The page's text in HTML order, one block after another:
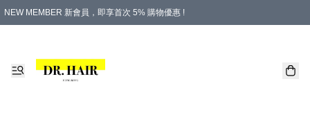
NEW MEMBER 新會員，即享首次 5% 購物優惠 !